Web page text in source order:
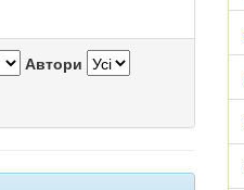
Автори